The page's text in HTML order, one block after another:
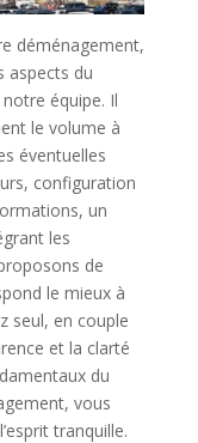
déménagement,
aspects du
équipe. Il
le volume à
éventuelles
configuration
un
les
de
le mieux à
seul, en couple
et la clarté
du
vous
tranquille.